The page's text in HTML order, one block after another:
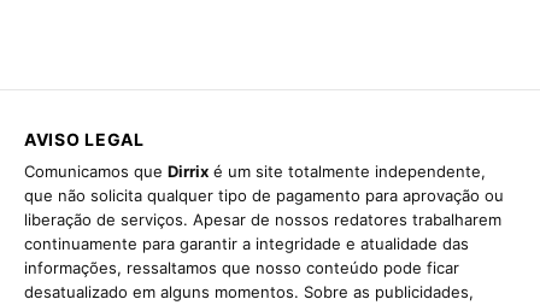
AVISO LEGAL
Comunicamos que Dirrix é um site totalmente independente,
que não solicita qualquer tipo de pagamento para aprovação ou
liberação de serviços. Apesar de nossos redatores trabalharem
continuamente para garantir a integridade e atualidade das
informações, ressaltamos que nosso conteúdo pode ficar
desatualizado em alguns momentos. Sobre as publicidades,